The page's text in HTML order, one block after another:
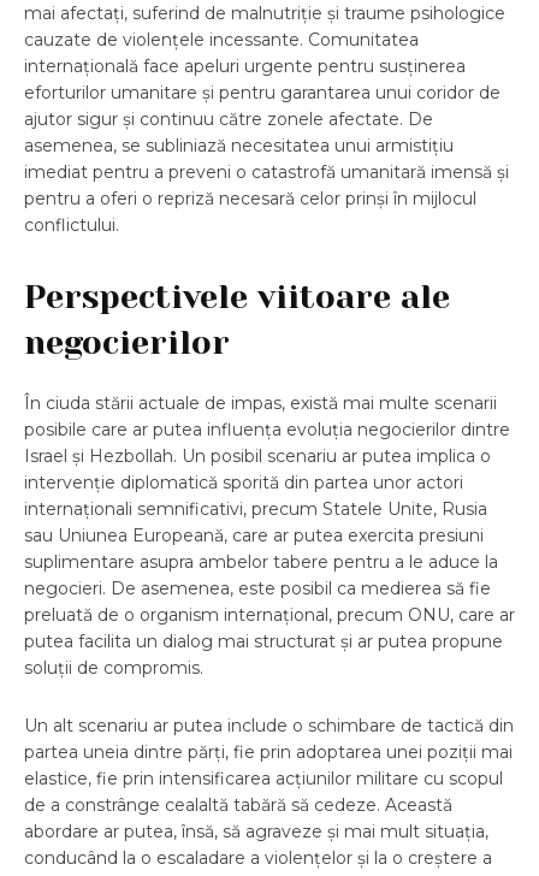
mai afectați, suferind de malnutriție și traume psihologice
cauzate de violențele incessante. Comunitatea
internațională face apeluri urgente pentru susținerea
eforturilor umanitare și pentru garantarea unui coridor de
ajutor sigur și continuu către zonele afectate. De
asemenea, se subliniază necesitatea unui armistițiu
imediat pentru a preveni o catastrofă umanitară imensă și
pentru a oferi o repriză necesară celor prinși în mijlocul
conflictului.
Perspectivele viitoare ale
negocierilor
În ciuda stării actuale de impas, există mai multe scenarii
posibile care ar putea influența evoluția negocierilor dintre
Israel și Hezbollah. Un posibil scenariu ar putea implica o
intervenție diplomatică sporită din partea unor actori
internaționali semnificativi, precum Statele Unite, Rusia
sau Uniunea Europeană, care ar putea exercita presiuni
suplimentare asupra ambelor tabere pentru a le aduce la
negocieri. De asemenea, este posibil ca medierea să fie
preluată de o organism internațional, precum ONU, care ar
putea facilita un dialog mai structurat și ar putea propune
soluții de compromis.
Un alt scenariu ar putea include o schimbare de tactică din
partea uneia dintre părți, fie prin adoptarea unei poziții mai
elastice, fie prin intensificarea acțiunilor militare cu scopul
de a constrânge cealaltă tabără să cedeze. Această
abordare ar putea, însă, să agraveze și mai mult situația,
conducând la o escaladare a violențelor și la o creștere a